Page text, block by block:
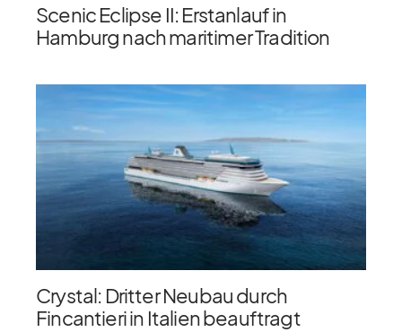
Scenic Eclipse II: Erstanlauf in
Hamburg nach maritimer Tradition
Crystal: Dritter Neubau durch
Fincantieri in Italien beauftragt